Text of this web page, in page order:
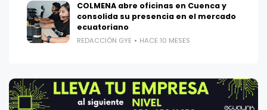
COLMENA abre oficinas en Cuenca y
consolida su presencia en el mercado
ecuatoriano
REDACCIÓN GYE HACE 10 MESES